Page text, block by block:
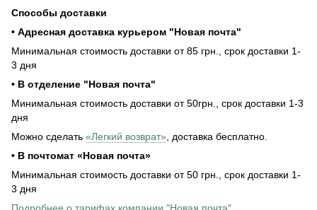
Способы доставки
• Адресная доставка курьером "Новая почта"
Минимальная стоимость доставки от 85 грн., срок доставки 1-
3 дня
• В отделение "Новая почта"
Минимальная стоимость доставки от 50грн., срок доставки 1-3
дня
Можно сделать «Легкий возврат» , доставка бесплатно.
• В почтомат «Новая почта»
Минимальная стоимость доставки от 50 грн., срок доставки 1-
3 дня
Подробнее о тарифах компании "Новая почта"